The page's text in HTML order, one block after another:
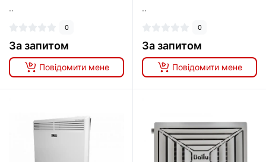
..
0
За запитом
Повідомити мене
..
0
За запитом
Повідомити мене